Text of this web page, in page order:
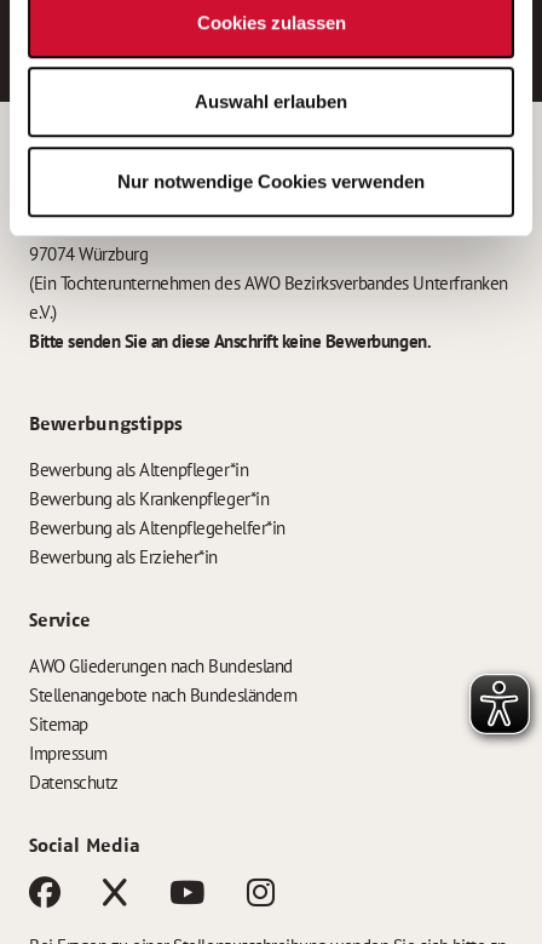
Cookies zulassen
Auswahl erlauben
Nur notwendige Cookies verwenden
E-Mail-Adresse eintragen
Betreiber der Webseite
Garitz Bewirtschaftungsbetriebe GmbH
Kantstraße 45a
97074 Würzburg
(Ein Tochterunternehmen des AWO Bezirksverbandes Unterfranken
e.V.)
Bitte senden Sie an diese Anschrift keine Bewerbungen.
Bewerbungstipps
Bewerbung als Altenpfleger*in
Bewerbung als Krankenpfleger*in
Bewerbung als Altenpflegehelfer*in
Bewerbung als Erzieher*in
Service
AWO Gliederungen nach Bundesland
Stellenangebote nach Bundesländern
Sitemap
Impressum
Datenschutz
Social Media